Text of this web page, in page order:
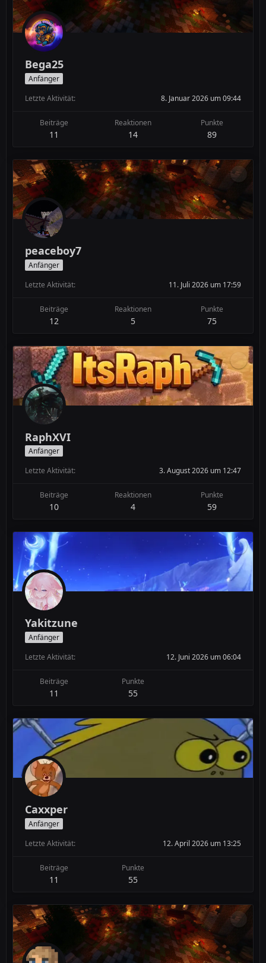
Bega25
Anfänger
Letzte Aktivität
8. Januar 2026 um 09:44
Beiträge
11
Reaktionen
14
Punkte
89
peaceboy7
Anfänger
Letzte Aktivität
11. Juli 2026 um 17:59
Beiträge
12
Reaktionen
5
Punkte
75
RaphXVI
Anfänger
Letzte Aktivität
3. August 2026 um 12:47
Beiträge
10
Reaktionen
4
Punkte
59
Yakitzune
Anfänger
Letzte Aktivität
12. Juni 2026 um 06:04
Beiträge
11
Punkte
55
Caxxper
Anfänger
Letzte Aktivität
12. April 2026 um 13:25
Beiträge
11
Punkte
55